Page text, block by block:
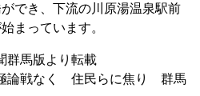
でき、下流の川原湯温泉駅前
まっています。
馬版より転載
論戦なく 住民らに焦り 群馬